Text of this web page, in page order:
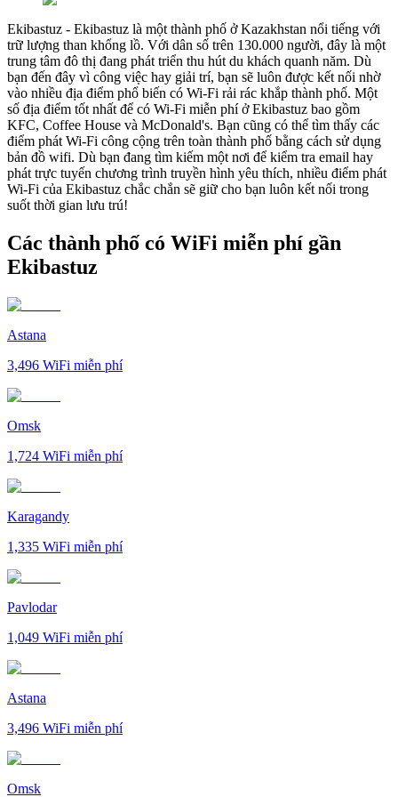
Ekibastuz - Ekibastuz là một thành phố ở Kazakhstan nổi tiếng với
trữ lượng than khổng lồ. Với dân số trên 130.000 người, đây là một
trung tâm đô thị đang phát triển thu hút du khách quanh năm. Dù
bạn đến đây vì công việc hay giải trí, bạn sẽ luôn được kết nối nhờ
vào nhiều địa điểm phổ biến có Wi-Fi rải rác khắp thành phố. Một
số địa điểm tốt nhất để có Wi-Fi miễn phí ở Ekibastuz bao gồm
KFC, Coffee House và McDonald's. Bạn cũng có thể tìm thấy các
điểm phát Wi-Fi công cộng trên toàn thành phố bằng cách sử dụng
bản đồ wifi. Dù bạn đang tìm kiếm một nơi để kiểm tra email hay
phát trực tuyến chương trình truyền hình yêu thích, nhiều điểm phát
Wi-Fi của Ekibastuz chắc chắn sẽ giữ cho bạn luôn kết nối trong
suốt thời gian lưu trú!
Các thành phố có WiFi miễn phí gần
Ekibastuz
Astana
3,496 WiFi miễn phí
Omsk
1,724 WiFi miễn phí
Karagandy
1,335 WiFi miễn phí
Pavlodar
1,049 WiFi miễn phí
Astana
3,496 WiFi miễn phí
Omsk